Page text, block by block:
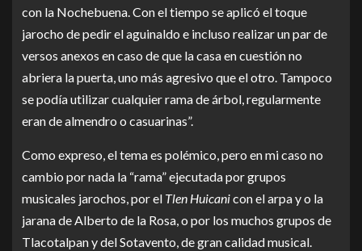
con la Nochebuena. Con el tiempo se aplicó el toque
jarocho de pedir el aguinaldo e incluso realizar un par de
versos anexos en caso de que la casa en cuestión no
abriera la puerta, uno más agresivo que el otro. Tampoco
se podía utilizar cualquier rama de árbol, regularmente
eran de almendro o casuarinas”.
Como expreso, el tema es polémico, pero en mi caso no
cambio por nada la “rama” ejecutada por grupos
musicales jarochos, por el Tlen Huicanicon el arpa y o la
jarana de Alberto de la Rosa, o por los muchos grupos de
Tlacotalpan y del Sotavento, de gran calidad musical.